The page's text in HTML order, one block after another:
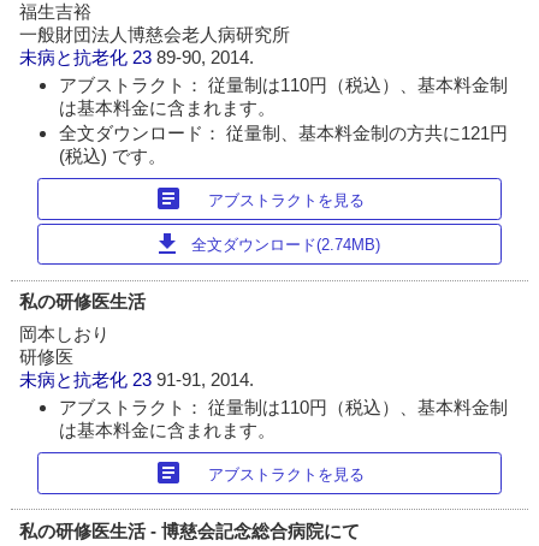
福生吉裕
一般財団法人博慈会老人病研究所
未病と抗老化 2389-90, 2014.
アブストラクト： 従量制は110円（税込）、基本料金制
は基本料金に含まれます。
全文ダウンロード： 従量制、基本料金制の方共に121円
(税込) です。
article アブストラクトを見る
download 全文ダウンロード(2.74MB)
私の研修医生活
岡本しおり
研修医
未病と抗老化 2391-91, 2014.
アブストラクト： 従量制は110円（税込）、基本料金制
は基本料金に含まれます。
article アブストラクトを見る
私の研修医生活 - 博慈会記念総合病院にて